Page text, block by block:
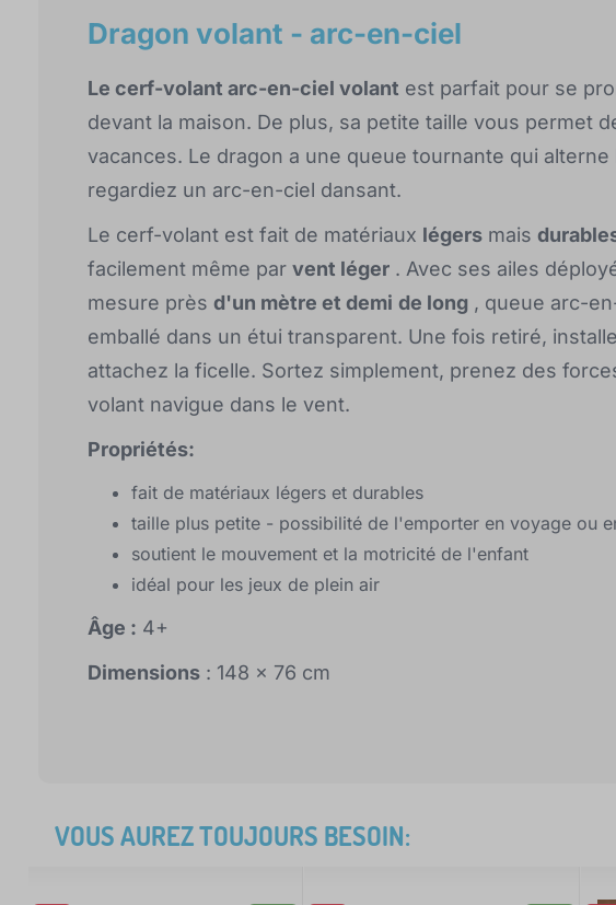
Dragon volant - arc-en-ciel
Le cerf-volant arc-en-ciel volant est parfait pour se
devant la maison. De plus, sa petite taille vous permet
vacances. Le dragon a une queue tournante qui
regardiez un arc-en-ciel dansant.
Le cerf-volant est fait de matériaux légers mais
facilement même par vent léger . Avec ses ailes
mesure près d'un mètre et demi de long , queue arc-
emballé dans un étui transparent. Une fois retiré,
attachez la ficelle. Sortez simplement, prenez des
volant navigue dans le vent.
Propriétés:
fait de matériaux légers et durables
taille plus petite - possibilité de l'emporter en voyage ou
soutient le mouvement et la motricité de l'enfant
idéal pour les jeux de plein air
Âge : 4+
Dimensions : 148 x 76 cm
VOUS AUREZ TOUJOURS BESOIN: